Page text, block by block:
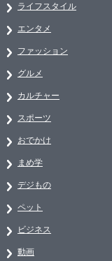
ライフスタイル
エンタメ
ファッション
グルメ
カルチャー
スポーツ
おでかけ
まめ学
デジもの
ペット
ビジネス
動画